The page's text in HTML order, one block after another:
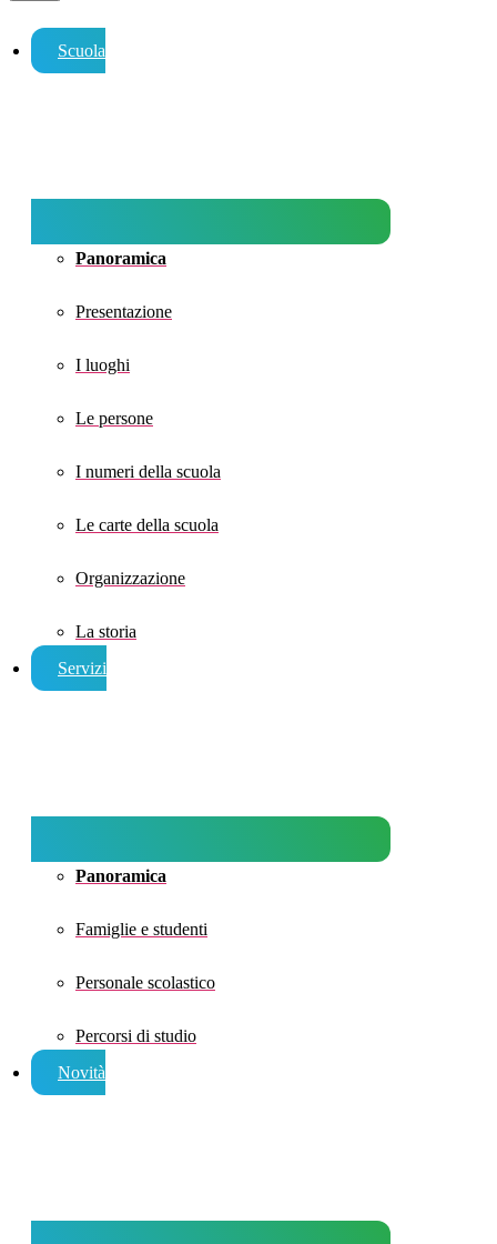
Scuola
Panoramica
Presentazione
I luoghi
Le persone
I numeri della scuola
Le carte della scuola
Organizzazione
La storia
Servizi
Panoramica
Famiglie e studenti
Personale scolastico
Percorsi di studio
Novità